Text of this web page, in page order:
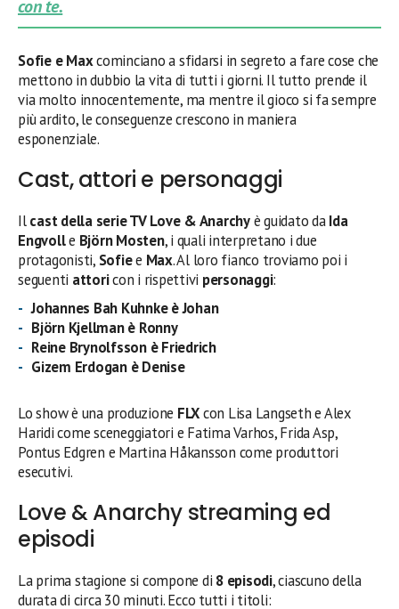
con te.
Sofie e Maxcominciano a sfidarsi in segreto a fare cose che
mettono in dubbio la vita di tutti i giorni. Il tutto prende il
via molto innocentemente, ma mentre il gioco si fa sempre
più ardito, le conseguenze crescono in maniera
esponenziale.
Cast, attori e personaggi
Ilcast della serie TV Love & Anarchyè guidato daIda
Engvolle Björn Mosten, i quali interpretano i due
protagonisti, Sofiee Max. Al loro fianco troviamo poi i
seguenti attoricon i rispettivi personaggi:
Johannes Bah Kuhnke è Johan
Björn Kjellman è Ronny
Reine Brynolfsson è Friedrich
Gizem Erdogan è Denise
Lo show è una produzione FLXcon Lisa Langseth e Alex
Haridi come sceneggiatori e Fatima Varhos, Frida Asp,
Pontus Edgren e Martina Håkansson come produttori
esecutivi.
Love & Anarchy streaming ed
episodi
La prima stagione si compone di 8 episodi, ciascuno della
durata di circa 30 minuti. Ecco tutti i titoli: